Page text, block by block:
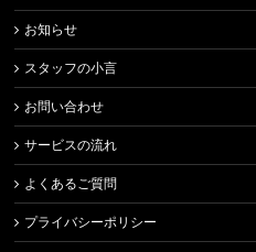
お知らせ
スタッフの小言
お問い合わせ
サービスの流れ
よくあるご質問
プライバシーポリシー